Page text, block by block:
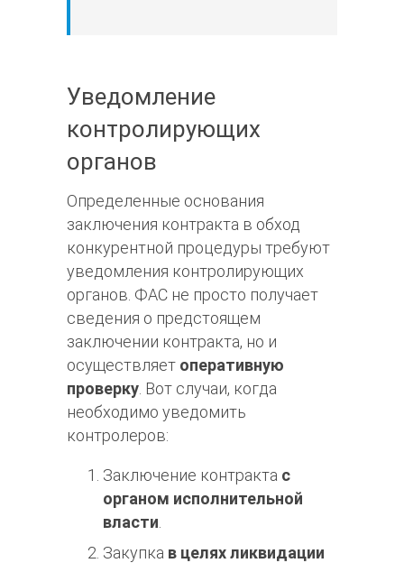
Уведомление
контролирующих
органов
Определенные основания
заключения контракта в обход
конкурентной процедуры требуют
уведомления контролирующих
органов. ФАС не просто получает
сведения о предстоящем
заключении контракта, но и
осуществляет оперативную
проверку . Вот случаи, когда
необходимо уведомить
контролеров:
Заключение контракта с
органом исполнительной
власти
Закупка в целях ликвидации